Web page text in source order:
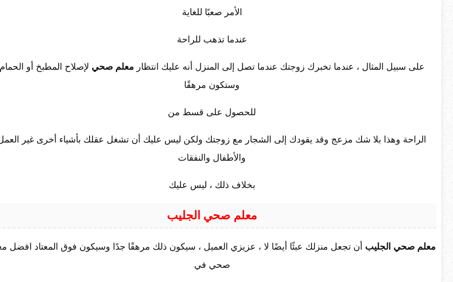
الأمر صعبًا للغاية
عندما تذهب للراحة
على سبيل المثال ، عندما تخبرك زوجتك عندما تصل إلى المنزل أنه عليك انتظار معلم صحي لإصلاح المطبخ أو
وستكون مرهقًا
للحصول على قسط من
الراحة وهذا بلا شك مزعج وقد يقودك إلى الشجار مع زوجتك ولكن ليس عليك أن تشغل عقلك بأشياء أخرى غير
والأطفال والنفقات
بخلاف ذلك ، ليس عليك
معلم صحي الجليب
معلم صحي الجليب أن تجعل منزلك عبئًا أيضًا لا ، عزيزي العميل ، سيكون ذلك مرهقًا جدًا وسيكون فوق المعتاد افضل
صحي في